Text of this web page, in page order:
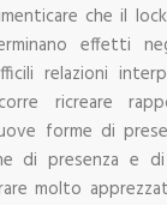
che il
effetti
relazioni
ricreare
forme di
di presenza e
molto